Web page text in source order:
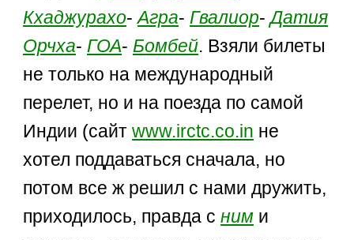
Кхаджурахо-Агра- Гвалиор-Датия
Орчха- ГОА- Бомбей. Взяли билеты
не только на международный
перелет, но и на поезда по самой
Индии (сайтwww.irctc.co.in не
хотел поддаваться сначала, но
потом все ж решил с нами дружить,
приходилось, правда сним и